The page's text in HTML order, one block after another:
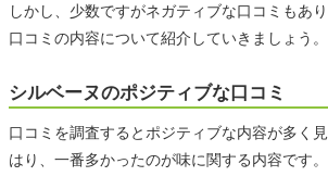
しかし、少数ですがネガティブな口コミもあ
口コミの内容について紹介していきましょう。
シルベーヌのポジティブな口コミ
口コミを調査するとポジティブな内容が多く
はり、一番多かったのが味に関する内容です。